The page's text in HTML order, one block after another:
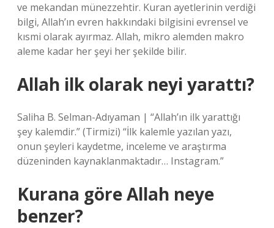
ve mekandan münezzehtir. Kuran ayetlerinin verdiği
bilgi, Allah’ın evren hakkındaki bilgisini evrensel ve
kısmi olarak ayırmaz. Allah, mikro alemden makro
aleme kadar her şeyi her şekilde bilir.
Allah ilk olarak neyi yarattı?
Saliha B. Selman-Adıyaman | “Allah’ın ilk yarattığı
şey kalemdir.” (Tirmizi) “İlk kalemle yazılan yazı,
onun şeyleri kaydetme, inceleme ve araştırma
düzeninden kaynaklanmaktadır… Instagram.”
Kurana göre Allah neye
benzer?